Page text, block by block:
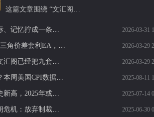
这篇文章围绕 “文汇阁…
将趋势、仓位、目标、记忆拧成一条盈利链：文汇阁趋势记忆算法策略模型（赔率与概率）深度拆解 2026-03-31
一套跑了2年实盘的三角价差套利EA，我为什么现在才开放授权？基于对冲价差逻辑的自动化套利执行模型，长期实盘运行经验，授权使用 2026-03-29
散户还在找圣杯，文汇阁已经把九套赚钱逻辑拼成了一整套交易战争机器，盯的是整个交易体系怎么长期稳定盈利：这就是你和成熟交易者的差距 2026-03-29
现货黄金开盘就跌？本周美国CPI数据或将定乾坤 2025-08-11
美国关税收入创历史新高，2025年或达3000亿美元，财政前景引发热议！ 2025-07-14
特朗普强势回应伊朗危机：放弃制裁解除，警告再轰核设施！黄金多头反击机会来了？ 2025-06-30